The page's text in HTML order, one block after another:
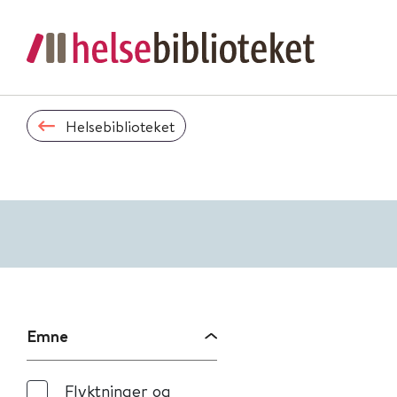
Helsebiblioteket
Emne
Flyktninger og